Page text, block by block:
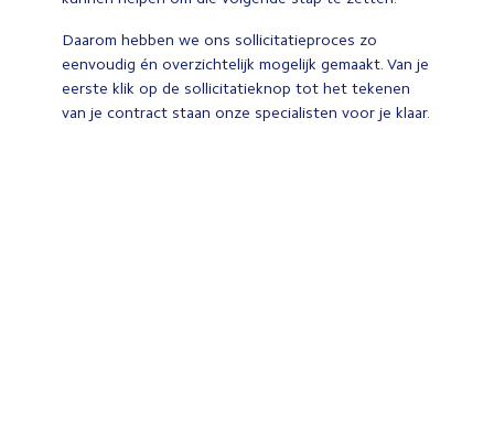
Daarom hebben we ons sollicitatieproces zo
eenvoudig én overzichtelijk mogelijk gemaakt. Van je
eerste klik op de sollicitatieknop tot het tekenen
van je contract staan onze specialisten voor je klaar.